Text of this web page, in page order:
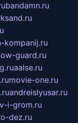
bandamn.ru
kompanij.ru
guard.ru
aalse.ru
movie-one.ru
andreislyusar.ru
i-grom.ru
dez.ru